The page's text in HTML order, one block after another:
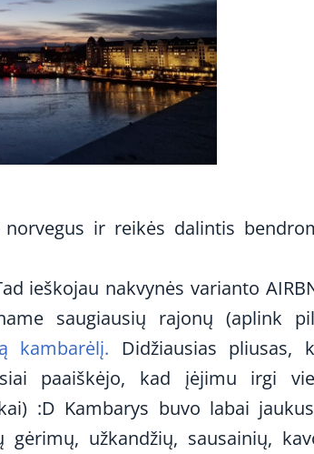
ir reikės dalintis
ieškojau nakvynės varianto
saugiausių rajonų (aplink
kambarėlį. Didžiausias pliusas,
paaiškėjo, kad įėjimu irgi
:D Kambarys buvo labai
užkandžių, sausainių,